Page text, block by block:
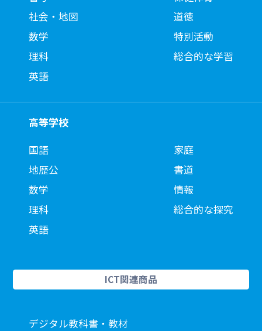
社会・地図
数学
理科
英語
道徳
特別活動
総合的な学習
高等学校
国語
地歴公
数学
理科
英語
家庭
書道
情報
総合的な探究
ICT関連商品
デジタル教科書・教材